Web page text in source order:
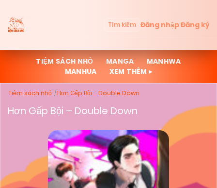
Tìm kiếm Đăng nhậpĐăng ký
TIỆM SÁCH NHỎ MANGA
MANHWA
MANHUA
XEM THÊM ▸
Tiệm sách nhỏ Hơn Gấp Bội – Double Down
Hơn Gấp Bội – Double Down